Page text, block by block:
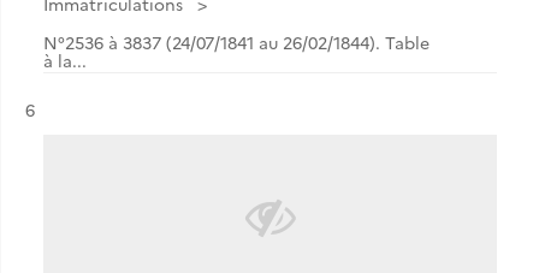
N°2536 à 3837 (24/07/1841 au 26/02/1844). Table
à la...
Résultat n°
6